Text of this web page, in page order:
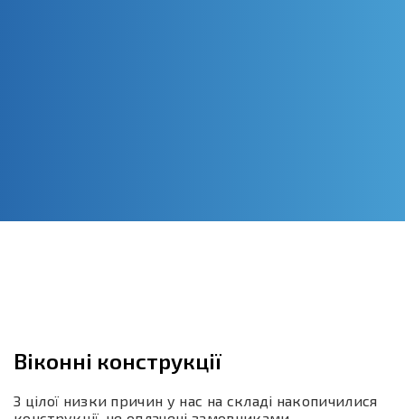
Віконні конструкції
З цілої низки причин у нас на складі накопичилися